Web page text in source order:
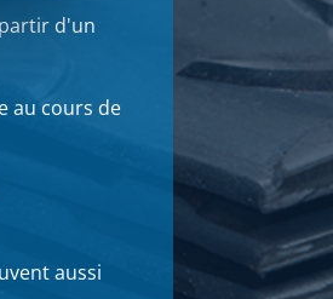
d'un
au cours de
aussi